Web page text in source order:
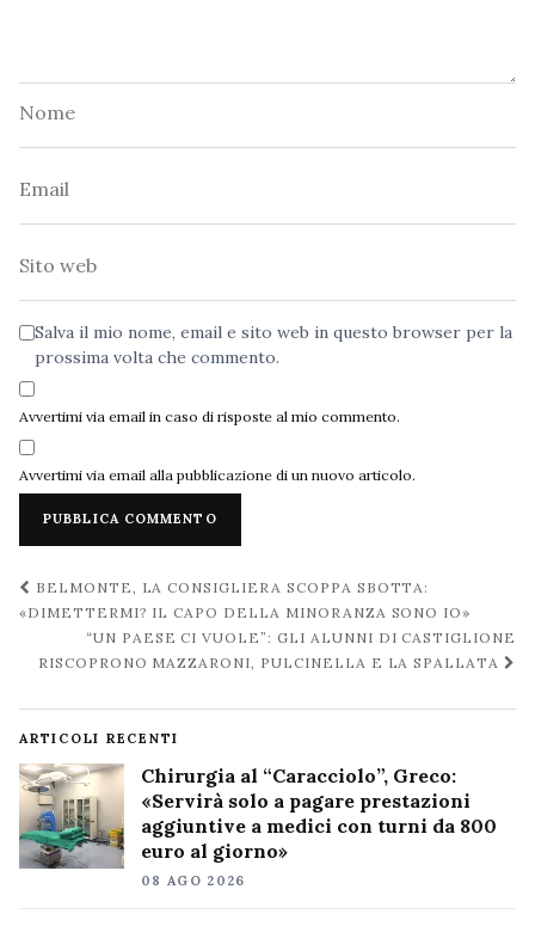
Salva il mio nome, email e sito web in questo browser per la
prossima volta che commento.
Avvertimi via email in caso di risposte al mio commento.
Avvertimi via email alla pubblicazione di un nuovo articolo.
Navigazione
post
BELMONTE, LA CONSIGLIERA SCOPPA SBOTTA:
«DIMETTERMI? IL CAPO DELLA MINORANZA SONO IO»
“UN PAESE CI VUOLE”: GLI ALUNNI DI CASTIGLIONE
RISCOPRONO MAZZARONI, PULCINELLA E LA SPALLATA
ARTICOLI RECENTI
Chirurgia al “Caracciolo”, Greco:
«Servirà solo a pagare prestazioni
aggiuntive a medici con turni da 800
euro al giorno»
08 AGO 2026